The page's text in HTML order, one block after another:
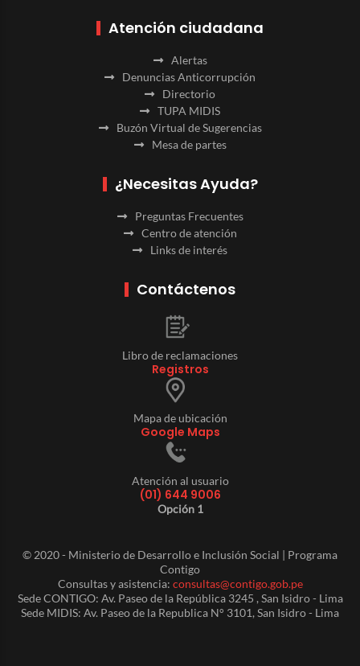
Atención ciudadana
Alertas
Denuncias Anticorrupción
Directorio
TUPA MIDIS
Buzón Virtual de Sugerencias
Mesa de partes
¿Necesitas Ayuda?
Preguntas Frecuentes
Centro de atención
Links de interés
Contáctenos
Libro de reclamaciones
Registros
Mapa de ubicación
Google Maps
Atención al usuario
(01) 644 9006
Opción 1
© 2020 - Ministerio de Desarrollo e Inclusión Social | Programa
Contigo
Consultas y asistencia: consultas@contigo.gob.pe
Sede CONTIGO: Av. Paseo de la República 3245 , San Isidro - Lima
Sede MIDIS: Av. Paseo de la Republica N° 3101, San Isidro - Lima